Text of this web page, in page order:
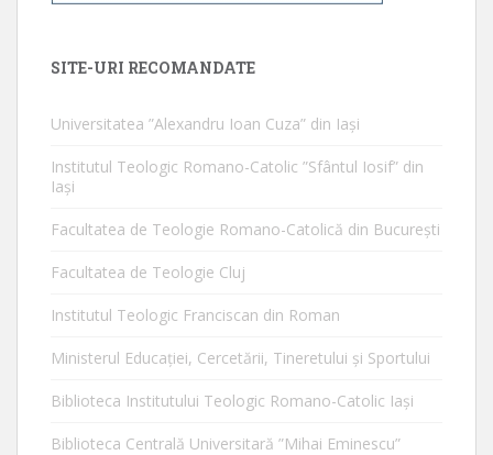
SITE-URI RECOMANDATE
Universitatea ”Alexandru Ioan Cuza” din Iaşi
Institutul Teologic Romano-Catolic ”Sfântul Iosif” din
Iaşi
Facultatea de Teologie Romano-Catolică din Bucureşti
Facultatea de Teologie Cluj
Institutul Teologic Franciscan din Roman
Ministerul Educaţiei, Cercetării, Tineretului şi Sportului
Biblioteca Institutului Teologic Romano-Catolic Iaşi
Biblioteca Centrală Universitară ”Mihai Eminescu”